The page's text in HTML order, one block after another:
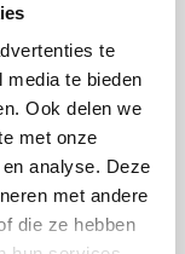
te
te bieden
Ook delen we
met onze
analyse. Deze
met andere
die ze hebben